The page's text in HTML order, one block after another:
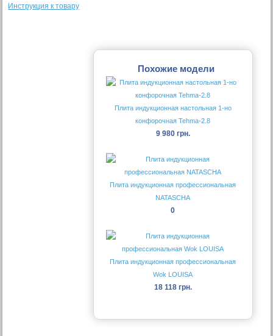
Инструкция к товару
Похожие модели
Плита индукционная настольная 1-но
конфорочная Tehma-2.8
9 980 грн.
Плита индукционная профессиональная
NATASCHA
0
Плита индукционная профессиональная
Wok LOUISA
18 118 грн.